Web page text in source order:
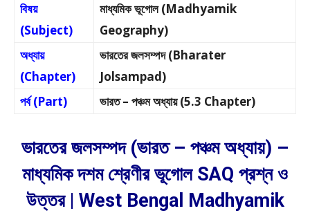
বিষয়
(Subject)
মাধ্যমিক ভূগোল (Madhyamik
Geography)
অধ্যায়
(Chapter)
ভারতের জলসম্পদ (Bharater
Jolsampad)
পর্ব (Part)
ভারত – পঞ্চম অধ্যায় (5.3 Chapter)
ভারতের জলসম্পদ (ভারত – পঞ্চম অধ্যায়) –
মাধ্যমিক দশম শ্রেণীর ভূগোল SAQ প্রশ্ন ও
উত্তর | West Bengal Madhyamik